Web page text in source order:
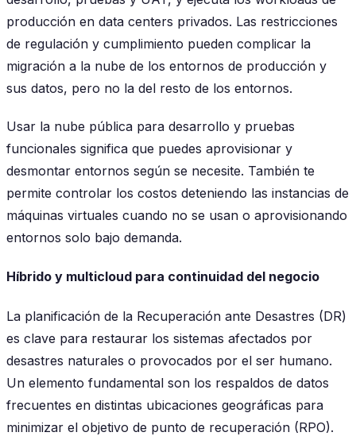
producción en data centers privados. Las restricciones
de regulación y cumplimiento pueden complicar la
migración a la nube de los entornos de producción y
sus datos, pero no la del resto de los entornos.
Usar la nube pública para desarrollo y pruebas
funcionales significa que puedes aprovisionar y
desmontar entornos según se necesite. También te
permite controlar los costos deteniendo las instancias de
máquinas virtuales cuando no se usan o aprovisionando
entornos solo bajo demanda.
Híbrido y multicloud para continuidad del negocio
La planificación de la Recuperación ante Desastres (DR)
es clave para restaurar los sistemas afectados por
desastres naturales o provocados por el ser humano.
Un elemento fundamental son los respaldos de datos
frecuentes en distintas ubicaciones geográficas para
minimizar el objetivo de punto de recuperación (RPO).